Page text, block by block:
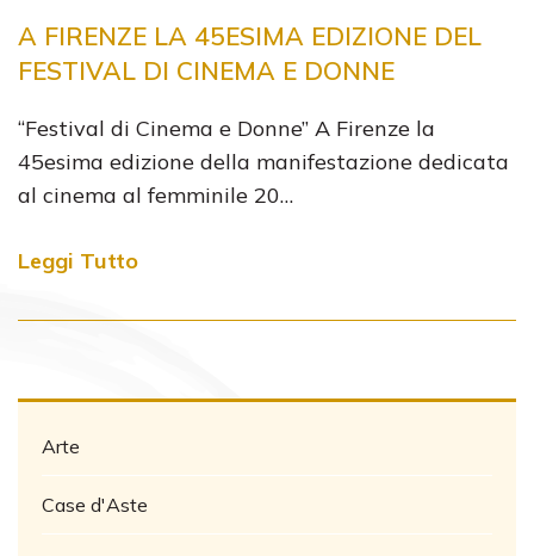
A FIRENZE LA 45ESIMA EDIZIONE DEL
FESTIVAL DI CINEMA E DONNE
“Festival di Cinema e Donne” A Firenze la
45esima edizione della manifestazione dedicata
al cinema al femminile 20…
Leggi Tutto
Arte
Case d'Aste